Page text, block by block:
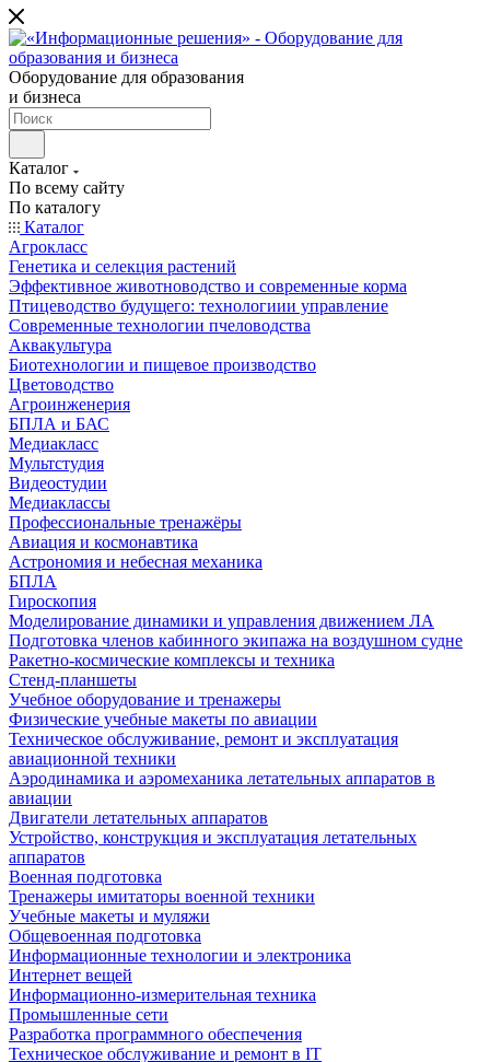
Оборудование для образования
и бизнеса
Каталог
По всему сайту
По каталогу
Каталог
Агрокласс
Генетика и селекция растений
Эффективное животноводство и современные корма
Птицеводство будущего: технологиии управление
Современные технологии пчеловодства
Аквакультура
Биотехнологии и пищевое производство
Цветоводство
Агроинженерия
БПЛА и БАС
Медиакласс
Мультстудия
Видеостудии
Медиаклассы
Профессиональные тренажёры
Авиация и космонавтика
Астрономия и небесная механика
БПЛА
Гироскопия
Моделирование динамики и управления движением ЛА
Подготовка членов кабинного экипажа на воздушном судне
Ракетно-космические комплексы и техника
Стенд-планшеты
Учебное оборудование и тренажеры
Физические учебные макеты по авиации
Техническое обслуживание, ремонт и эксплуатация
авиационной техники
Аэродинамика и аэромеханика летательных аппаратов в
авиации
Двигатели летательных аппаратов
Устройство, конструкция и эксплуатация летательных
аппаратов
Военная подготовка
Тренажеры имитаторы военной техники
Учебные макеты и муляжи
Общевоенная подготовка
Информационные технологии и электроника
Интернет вещей
Информационно-измерительная техника
Промышленные сети
Разработка программного обеспечения
Техническое обслуживание и ремонт в IT